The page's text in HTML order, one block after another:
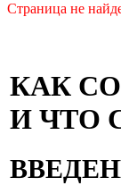
Страница не
КАК
И ЧТО